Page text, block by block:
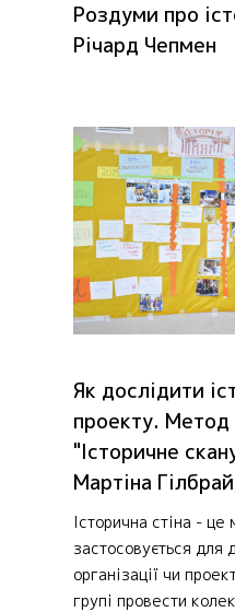
Роздуми про
Річард Чепмен
Як дослідити
проекту. Метод
"Історичне
Мартіна
Історична стіна - це
застосовується для
організації чи
групі провести